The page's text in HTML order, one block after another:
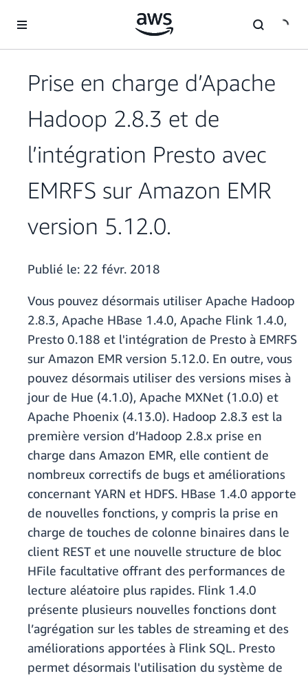
Prise en charge d’Apache
Hadoop 2.8.3 et de
l’intégration Presto avec
EMRFS sur Amazon EMR
version 5.12.0.
Publié le: 22 févr. 2018
Vous pouvez désormais utiliser Apache Hadoop
2.8.3, Apache HBase 1.4.0, Apache Flink 1.4.0,
Presto 0.188 et l'intégration de Presto à EMRFS
sur Amazon EMR version 5.12.0. En outre, vous
pouvez désormais utiliser des versions mises à
jour de Hue (4.1.0), Apache MXNet (1.0.0) et
Apache Phoenix (4.13.0). Hadoop 2.8.3 est la
première version d’Hadoop 2.8.x prise en
charge dans Amazon EMR, elle contient de
nombreux correctifs de bugs et améliorations
concernant YARN et HDFS. HBase 1.4.0 apporte
de nouvelles fonctions, y compris la prise en
charge de touches de colonne binaires dans le
client REST et une nouvelle structure de bloc
HFile facultative offrant des performances de
lecture aléatoire plus rapides. Flink 1.4.0
présente plusieurs nouvelles fonctions dont
l’agrégation sur les tables de streaming et des
améliorations apportées à Flink SQL. Presto
permet désormais l'utilisation du système de